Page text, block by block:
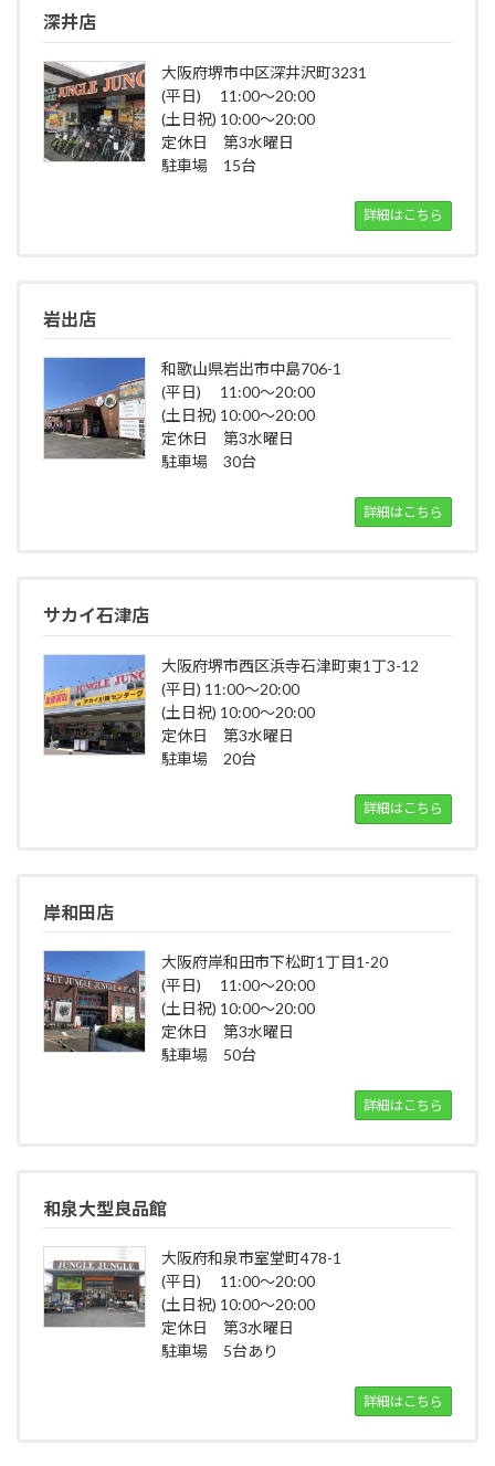
深井店
大阪府堺市中区深井沢町3231
(平日) 11:00～20:00
(土日祝) 10:00～20:00
定休日 第3水曜日
駐車場 15台
詳細はこちら
岩出店
和歌山県岩出市中島706-1
(平日) 11:00～20:00
(土日祝) 10:00～20:00
定休日 第3水曜日
駐車場 30台
詳細はこちら
サカイ石津店
大阪府堺市西区浜寺石津町東1丁3-12
(平日) 11:00～20:00
(土日祝) 10:00～20:00
定休日 第3水曜日
駐車場 20台
詳細はこちら
岸和田店
大阪府岸和田市下松町1丁目1-20
(平日) 11:00～20:00
(土日祝) 10:00～20:00
定休日 第3水曜日
駐車場 50台
詳細はこちら
和泉大型良品館
大阪府和泉市室堂町478-1
(平日) 11:00～20:00
(土日祝) 10:00～20:00
定休日 第3水曜日
駐車場 5台あり
詳細はこちら